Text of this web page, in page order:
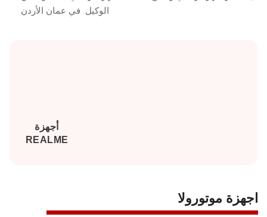
الوكيل في عمان الأردن
أجهزة
REALME
اجهزة موتورولا